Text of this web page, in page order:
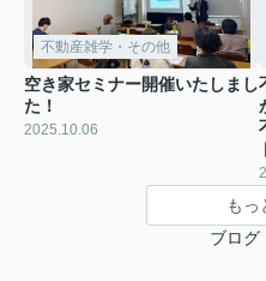
不動産雑学・その他
空き家セミナー開催いたしまし
た！
2025.10.06
もっ
ブログ